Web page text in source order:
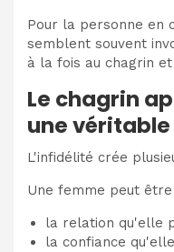
Pour la personne en
semblent souvent
à la fois au chagrin
Le chagrin
une
L'infidélité crée
Une femme peut
la relation qu'elle
la confiance